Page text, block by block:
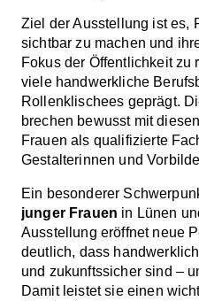
Ziel der Ausstellung ist es,
sichtbar zu machen und
Fokus der Öffentlichkeit zu
viele handwerkliche
Rollenklischees geprägt.
brechen bewusst mit
Frauen als qualifizierte
Gestalterinnen und
Ein besonderer
junger Frauen in Lünen
Ausstellung eröffnet neue
deutlich, dass
und zukunftssicher sind –
Damit leistet sie einen